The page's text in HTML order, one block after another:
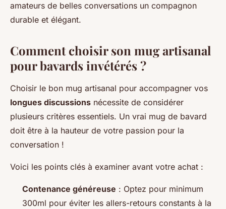
amateurs de belles conversations un compagnon
durable et élégant.
Comment choisir son mug artisanal
pour bavards invétérés ?
Choisir le bon mug artisanal pour accompagner vos
longues discussions nécessite de considérer
plusieurs critères essentiels. Un vrai mug de bavard
doit être à la hauteur de votre passion pour la
conversation !
Voici les points clés à examiner avant votre achat :
Contenance généreuse : Optez pour minimum
300ml pour éviter les allers-retours constants à la